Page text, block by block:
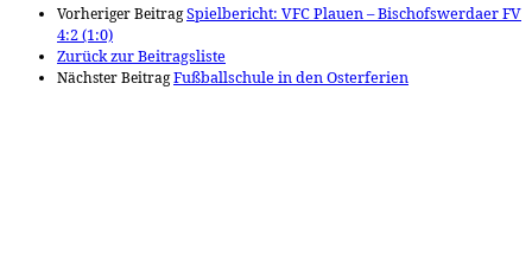
Vorheriger BeitragSpielbericht: VFC Plauen – Bischofswerdaer FV
4:2 (1:0)
Zurück zur Beitragsliste
Nächster BeitragFußballschule in den Osterferien